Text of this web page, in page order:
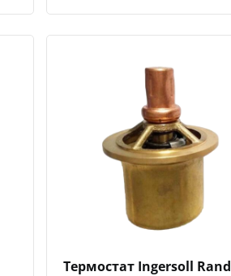
Быстрый просмотр
Термостат Ingersoll Rand